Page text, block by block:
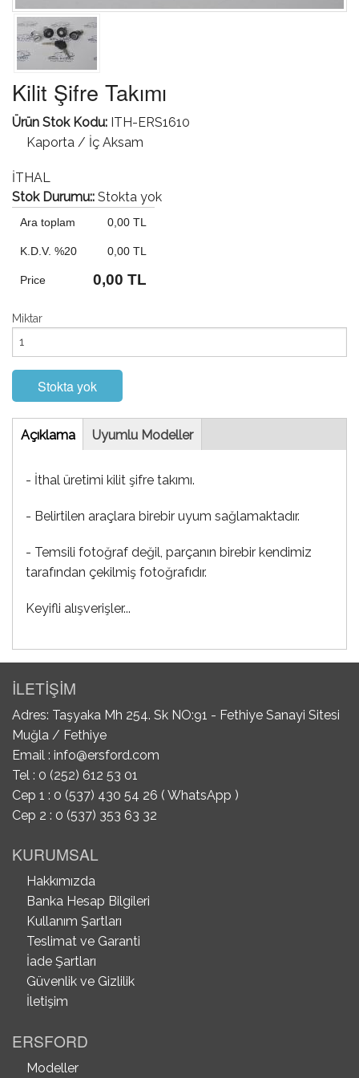
Kilit Şifre Takımı
Ürün Stok Kodu: ITH-ERS1610
Kaporta / İç Aksam
İTHAL
Stok Durumu:: Stokta yok
Ara toplam 0,00 TL
K.D.V. %20 0,00 TL
Price 0,00 TL
Miktar
Stokta yok
Tab
Açıklama(etkinUyumlu Modeller
- İthal üretimi kilit şifre takımı.
- Belirtilen araçlara birebir uyum sağlamaktadır.
- Temsili fotoğraf değil, parçanın birebir kendimiz
tarafından çekilmiş fotoğrafıdır.
Keyifli alışverişler...
İLETİŞİM
Adres: Taşyaka Mh 254. Sk NO:91 - Fethiye Sanayi Sitesi
Muğla / Fethiye
Email : info@ersford.com
Tel : 0 (252) 612 53 01
Cep 1 : 0 (537) 430 54 26 ( WhatsApp )
Cep 2 : 0 (537) 353 63 32
KURUMSAL
Hakkımızda
Banka Hesap Bilgileri
Kullanım Şartları
Teslimat ve Garanti
İade Şartları
Güvenlik ve Gizlilik
İletişim
ERSFORD
Modeller